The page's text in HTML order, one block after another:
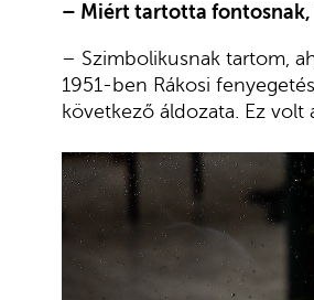
– Miért tartotta fontosnak,
– Szimbolikusnak tartom,
1951-ben Rákosi
következő áldozata. Ez volt